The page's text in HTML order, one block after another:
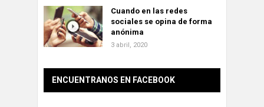
Cuando en las redes
sociales se opina de forma
anónima
3 abril, 2020
ENCUENTRANOS EN FACEBOOK